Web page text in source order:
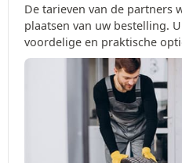
De tarieven van de partners
plaatsen van uw bestelling.
voordelige en praktische